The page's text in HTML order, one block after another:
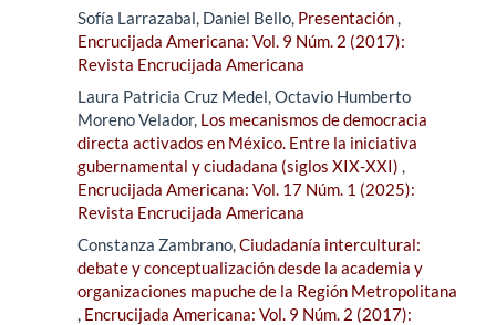
Sofía Larrazabal, Daniel Bello, Presentación,
Encrucijada Americana: Vol. 9 Núm. 2 (2017):
Revista Encrucijada Americana
Laura Patricia Cruz Medel, Octavio Humberto
Moreno Velador, Los mecanismos de democracia
directa activados en México. Entre la iniciativa
gubernamental y ciudadana (siglos XIX-XXI) ,
Encrucijada Americana: Vol. 17 Núm. 1 (2025):
Revista Encrucijada Americana
Constanza Zambrano,Ciudadanía intercultural:
debate y conceptualización desde la academia y
organizaciones mapuche de la Región Metropolitana
, Encrucijada Americana: Vol. 9 Núm. 2 (2017):